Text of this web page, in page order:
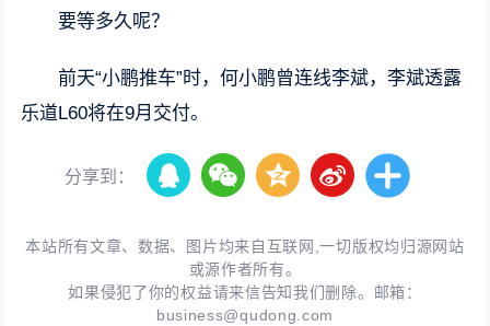
要等多久呢？
前天“小鹏推车”时，何小鹏曾连线李斌，李斌透露
乐道L60将在9月交付。
分享到：
本站所有文章、数据、图片均来自互联网,一切版权均归源网站
或源作者所有。
如果侵犯了你的权益请来信告知我们删除。邮箱：
business@qudong.com